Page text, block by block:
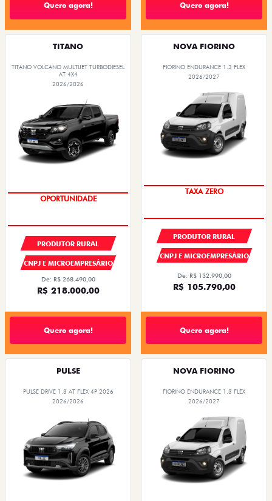
Quero agora! Quero agora!
TITANO
TITANO VOLCANO MULTIJET TURBODIESEL
AT 4X4
2026/2026
OPORTUNIDADE
PRODUTOR RURAL
CNPJ E MICROEMPRESÁRIO
De: R$ 268.490,00
R$ 218.000,00
Quero agora!
NOVA FIORINO
FIORINO ENDURANCE 1.3 FLEX
2026/2027
TAXA ZERO
PRODUTOR RURAL
CNPJ E MICROEMPRESÁRIO
De: R$ 132.990,00
R$ 105.790,00
Quero agora!
PULSE
PULSE DRIVE 1.3 AT FLEX 4P 2026
2026/2026
NOVA FIORINO
FIORINO ENDURANCE 1.3 FLEX
2026/2027